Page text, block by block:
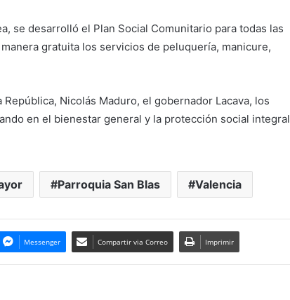
se desarrolló el Plan Social Comunitario para todas las
gratuita los servicios de peluquería, manicure,
Nicolás Maduro, el gobernador Lacava, los
en el bienestar general y la protección social integral
Parroquia San Blas Valencia
Messenger Compartir via Correo Imprimir